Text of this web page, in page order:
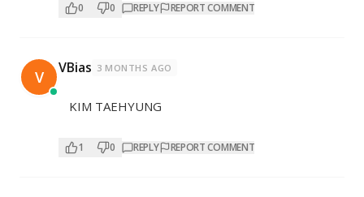
0 0 REPLY REPORT COMMENT
V VBias 3 MONTHS AGO
KIM TAEHYUNG
1 0 REPLY REPORT COMMENT